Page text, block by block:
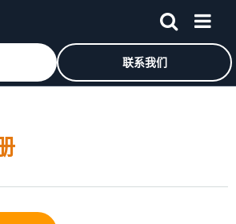
联系我们